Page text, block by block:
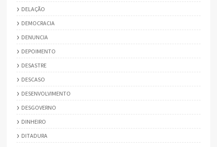
DELAÇÃO
DEMOCRACIA
DENUNCIA
DEPOIMENTO
DESASTRE
DESCASO
DESENVOLVIMENTO
DESGOVERNO
DINHEIRO
DITADURA